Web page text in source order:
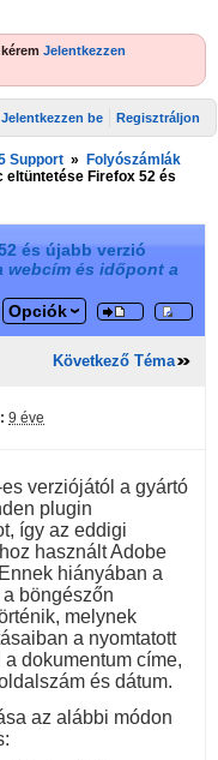
Jelentkezzen
Jelentkezzen be Regisztráljon
Support »
Folyószámlák
eltüntetése Firefox 52 és
és újabb verzió
webcím és időpont a
Opciók
Következő Téma
9 éve
verziójától a gyártó
plugin
így az eddigi
használt Adobe
hiányában a
böngészőn
melynek
a nyomtatott
a dokumentum címe,
és dátum.
az alábbi módon